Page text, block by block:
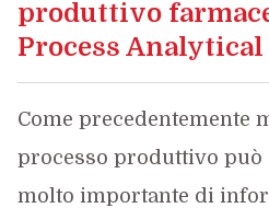
produttivo
Process
Come precedentemente
processo produttivo può
molto importante di